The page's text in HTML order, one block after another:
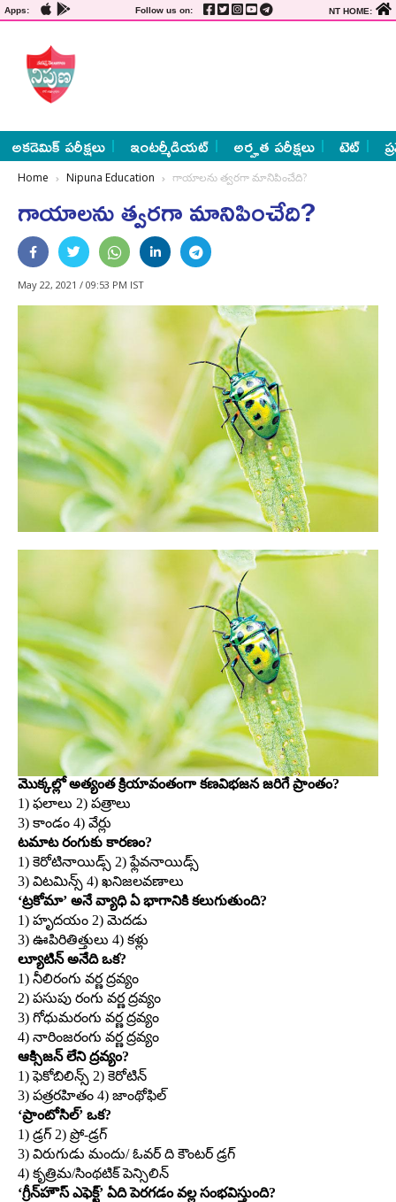
Apps: Follow us on: NT HOME:
అకడెమిక్ పరీక్షలు ఇంటర్మీడియట్ అర్హత పరీక్షలు టెట్
Home Nipuna Education గాయాలను త్వరగా మానిపించేది?
గాయాలను త్వరగా మానిపించేది?
May 22, 2021 / 09:53 PM IST
మొక్కల్లో అత్యంత క్రియావంతంగా కణవిభజన జరిగే ప్రాంతం?
1) ఫలాలు 2) పత్రాలు
3) కాండం 4) వేర్లు
టమాట రంగుకు కారణం?
1) కెరోటినాయిడ్స్‌ 2) ఫ్లేవనాయిడ్స్‌
3) విటమిన్స్‌ 4) ఖనిజలవణాలు
‘ట్రకోమా’ అనే వ్యాధి ఏ భాగానికి కలుగుతుంది?
1) హృదయం 2) మెదడు
3) ఊపిరితిత్తులు 4) కళ్లు
ల్యూటిన్‌ అనేది ఒక?
1) నీలిరంగు వర్ణ ద్రవ్యం
2) పసుపు రంగు వర్ణ ద్రవ్యం
3) గోధుమరంగు వర్ణ ద్రవ్యం
4) నారింజరంగు వర్ణ ద్రవ్యం
ఆక్సిజన్‌ లేని ద్రవ్యం?
1) ఫెకోబిలిన్స్‌ 2) కెరోటిన్‌
3) పత్రరహితం 4) జాంథోఫిల్‌
‘ప్రాంటోసిల్‌’ ఒక?
1) డ్రగ్‌ 2) ప్రో-డ్రగ్‌
3) విరుగుడు మందు/ ఓవర్‌ ది కౌంటర్‌ డ్రగ్‌
4) కృత్రిమ/సింథటిక్‌ పెన్సిలిన్‌
‘గ్రీన్‌హౌస్‌ ఎఫెక్ట్‌’ ఏది పెరగడం వల్ల సంభవిస్తుంది?